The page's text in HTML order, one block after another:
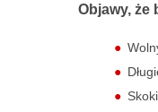
Objawy, że